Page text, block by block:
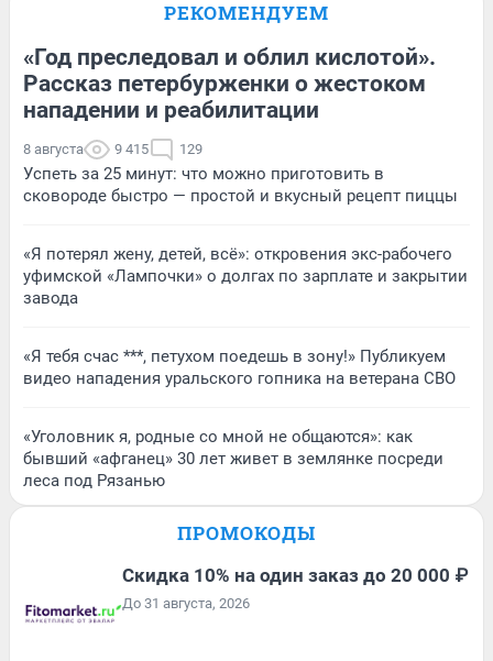
РЕКОМЕНДУЕМ
«Год преследовал и облил кислотой».
Рассказ петербурженки о жестоком
нападении и реабилитации
8 августа 9 415 129
Успеть за 25 минут: что можно приготовить в
сковороде быстро — простой и вкусный рецепт пиццы
«Я потерял жену, детей, всё»: откровения экс-рабочего
уфимской «Лампочки» о долгах по зарплате и закрытии
завода
«Я тебя счас ***, петухом поедешь в зону!» Публикуем
видео нападения уральского гопника на ветерана СВО
«Уголовник я, родные со мной не общаются»: как
бывший «афганец» 30 лет живет в землянке посреди
леса под Рязанью
ПРОМОКОДЫ
Скидка 10% на один заказ до 20 000 ₽
До 31 августа, 2026